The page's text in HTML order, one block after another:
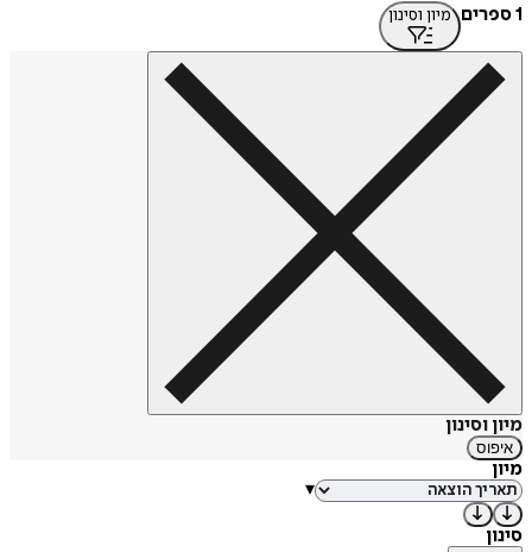
1 ספרים
מיון וסינון
מיון וסינון
איפוס
מיון
▾
סינון